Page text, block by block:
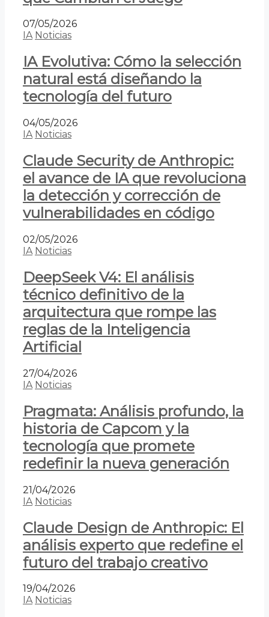
07/05/2026
IA Noticias
IA Evolutiva: Cómo la selección
natural está diseñando la
tecnología del futuro
04/05/2026
IA Noticias
Claude Security de Anthropic:
el avance de IA que revoluciona
la detección y corrección de
vulnerabilidades en código
02/05/2026
IA Noticias
DeepSeek V4: El análisis
técnico definitivo de la
arquitectura que rompe las
reglas de la Inteligencia
Artificial
27/04/2026
IA Noticias
Pragmata: Análisis profundo, la
historia de Capcom y la
tecnología que promete
redefinir la nueva generación
21/04/2026
IA Noticias
Claude Design de Anthropic: El
análisis experto que redefine el
futuro del trabajo creativo
19/04/2026
IA Noticias